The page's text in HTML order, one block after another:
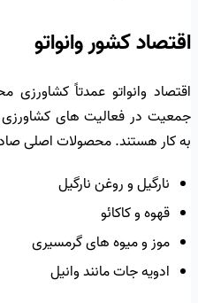
اقتصاد کشور وانواتو
اقتصاد وانواتو عمدتاً
جمعیت در فعالیت های
به کار هستند. محصولات اصلی
نارگیل و روغن نارگیل
قهوه و کاکائو
موز و میوه های گرمسیری
ادویه جات مانند وانیل